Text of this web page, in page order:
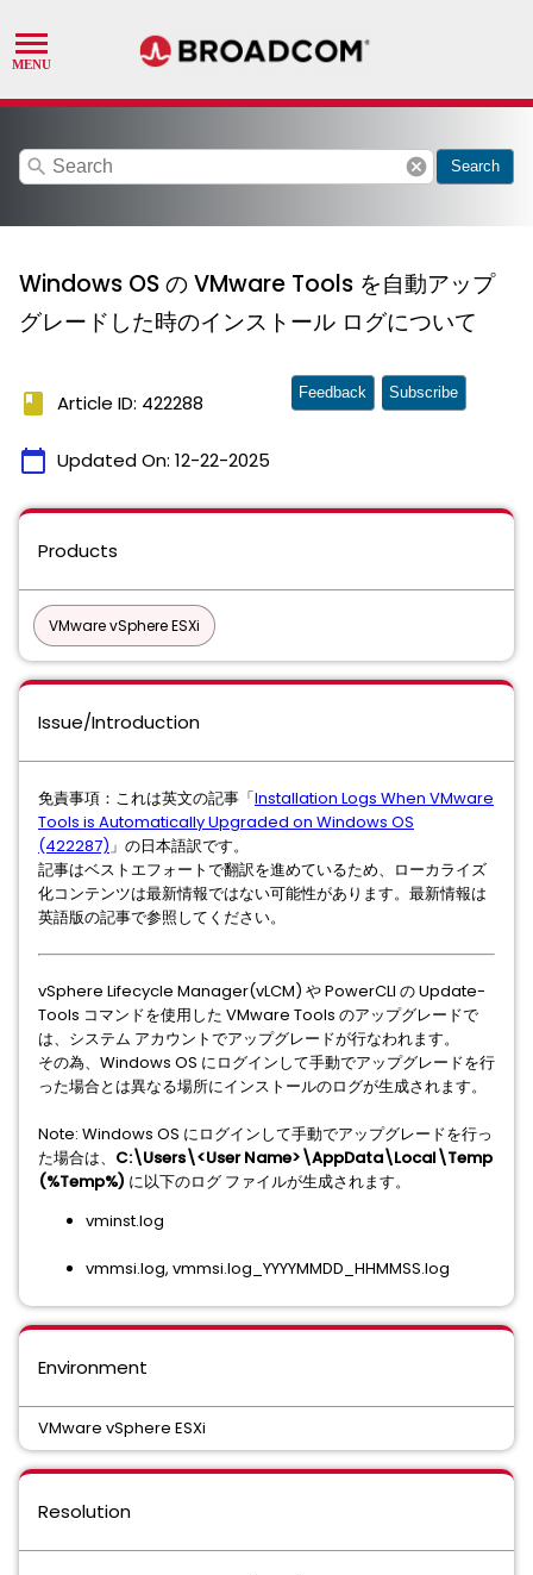
search cancel Search
Windows OS の VMware Tools を自動アップ
グレードした時のインストール ログについて
book Article ID: 422288
calendar_today Updated On: 12-22-2025
Feedback Subscribe
Products
VMware vSphere ESXi
Issue/Introduction
免責事項：これは英文の記事「Installation Logs When VMware
Tools is Automatically Upgraded on Windows OS
(422287)」の日本語訳です。
記事はベストエフォートで翻訳を進めているため、ローカライズ
化コンテンツは最新情報ではない可能性があります。最新情報は
英語版の記事で参照してください。
vSphere Lifecycle Manager(vLCM) や PowerCLI の Update-
Tools コマンドを使用した VMware Tools のアップグレードで
は、システム アカウントでアップグレードが行なわれます。
その為、Windows OS にログインして手動でアップグレードを行
った場合とは異なる場所にインストールのログが生成されます。
Note: Windows OS にログインして手動でアップグレードを行っ
た場合は、 C:\Users\<User Name>\AppData\Local\Temp
(%Temp%) に以下のログ ファイルが生成されます。
vminst.log
vmmsi.log, vmmsi.log_YYYYMMDD_HHMMSS.log
Environment
VMware vSphere ESXi
Resolution